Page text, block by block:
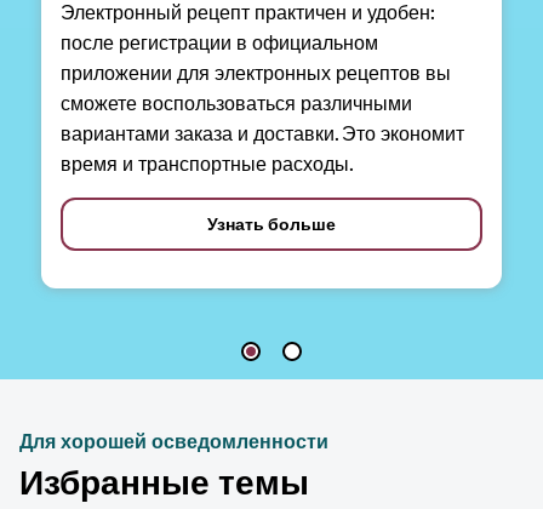
Электронный рецепт практичен и удобен:
после регистрации в официальном
приложении для электронных рецептов вы
сможете воспользоваться различными
вариантами заказа и доставки. Это экономит
время и транспортные расходы.
Узнать больше
Для хорошей осведомленности
Избранные темы